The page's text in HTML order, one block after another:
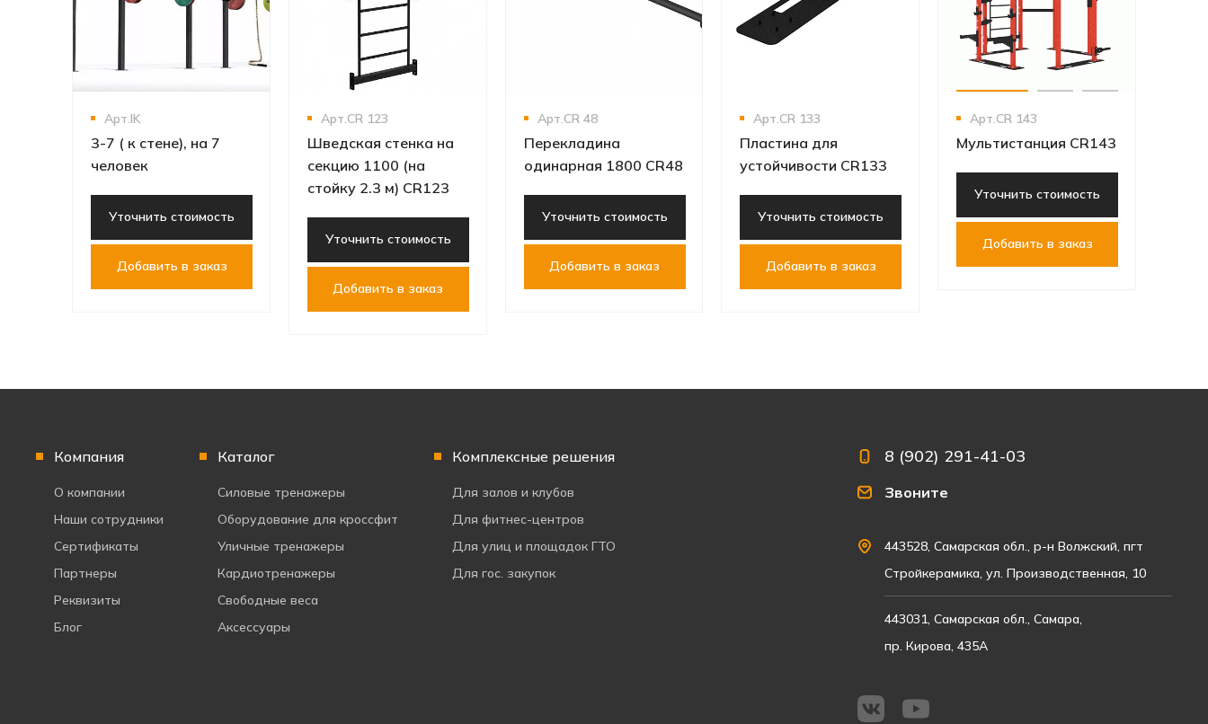
Арт.IK
3-7 ( к стене), на 7
человек
Уточнить стоимость
Добавить в заказ
Арт.CR 123
Шведская стенка на
секцию 1100 (на
стойку 2.3 м) CR123
Уточнить стоимость
Добавить в заказ
Арт.СR 48
Перекладина
одинарная 1800 CR48
Уточнить стоимость
Добавить в заказ
Арт.CR 133
Пластина для
устойчивости CR133
Уточнить стоимость
Добавить в заказ
Арт.CR 143
Мультистанция CR143
Уточнить стоимость
Добавить в заказ
Компания
О компании
Наши сотрудники
Сертификаты
Партнеры
Реквизиты
Блог
Каталог
Силовые тренажеры
Оборудование для кроссфит
Уличные тренажеры
Кардиотренажеры
Свободные веса
Аксессуары
Комплексные решения
Для залов и клубов
Для фитнес-центров
Для улиц и площадок ГТО
Для гос. закупок
8 (902) 291-41-03
Звоните
443528, Самарская обл., р-н Волжский, пгт
Стройкерамика, ул. Производственная, 10
443031, Самарская обл., Самара,
пр. Кирова, 435А